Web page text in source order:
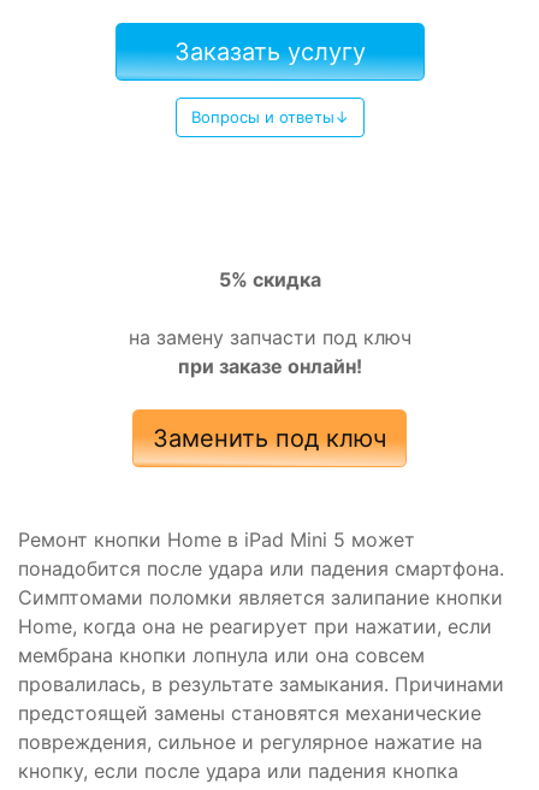
Заказать услугу
Вопросы и ответы↓
5% скидка
на замену запчасти под ключ
при заказе онлайн!
Заменить под ключ
Ремонт кнопки Home в iPad Mini 5 может
понадобится после удара или падения смартфона.
Симптомами поломки является залипание кнопки
Home, когда она не реагирует при нажатии, если
мембрана кнопки лопнула или она совсем
провалилась, в результате замыкания. Причинами
предстоящей замены становятся механические
повреждения, сильное и регулярное нажатие на
кнопку, если после удара или падения кнопка